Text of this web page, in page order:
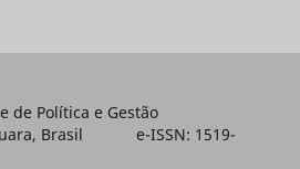
de Política e Gestão
Brasil e-ISSN: 1519-